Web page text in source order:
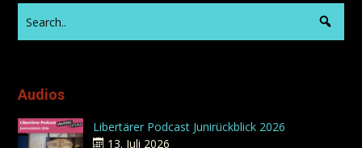
Audios
Libertärer Podcast Junirückblick 2026
13. Juli 2026